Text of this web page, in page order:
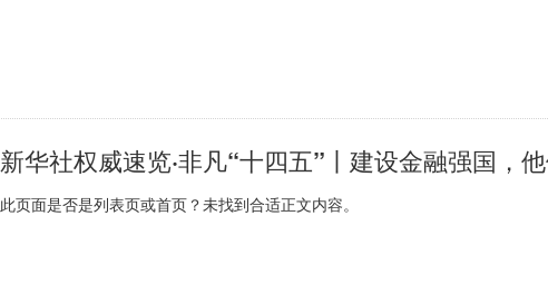
此页面是否是列表页或首页？未找到合适正文内容。